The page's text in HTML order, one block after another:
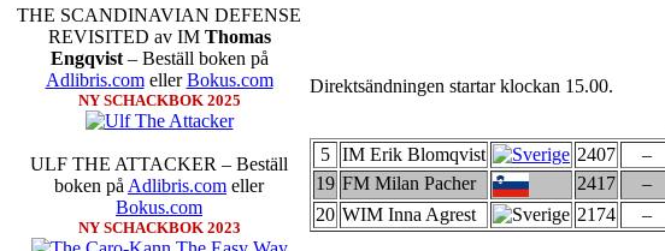
THE SCANDINAVIAN DEFENSE
REVISITED av IM Thomas
Engqvist– Beställ boken på
Adlibris.comellerBokus.com
NY SCHACKBOK 2025
ULF THE ATTACKER – Beställ
boken på Adlibris.com eller
Bokus.com
NY SCHACKBOK 2023
Direktsändningen startar klockan 15.00.
5 IM Erik Blomqvist 2407 –
19 FM Milan Pacher 2417 –
20 WIM Inna Agrest 2174 –